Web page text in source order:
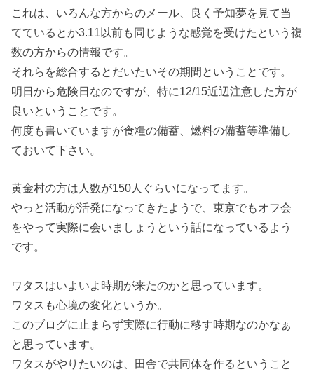
これは、いろんな方からのメール、良く予知夢を見て当
てているとか3.11以前も同じような感覚を受けたという複
数の方からの情報です。
それらを総合するとだいたいその期間ということです。
明日から危険日なのですが、特に12/15近辺注意した方が
良いということです。
何度も書いていますが食糧の備蓄、燃料の備蓄等準備し
ておいて下さい。
黄金村の方は人数が150人ぐらいになってます。
やっと活動が活発になってきたようで、東京でもオフ会
をやって実際に会いましょうという話になっているよう
です。
ワタスはいよいよ時期が来たのかと思っています。
ワタスも心境の変化というか。
このブログに止まらず実際に行動に移す時期なのかなぁ
と思っています。
ワタスがやりたいのは、田舎で共同体を作るということ